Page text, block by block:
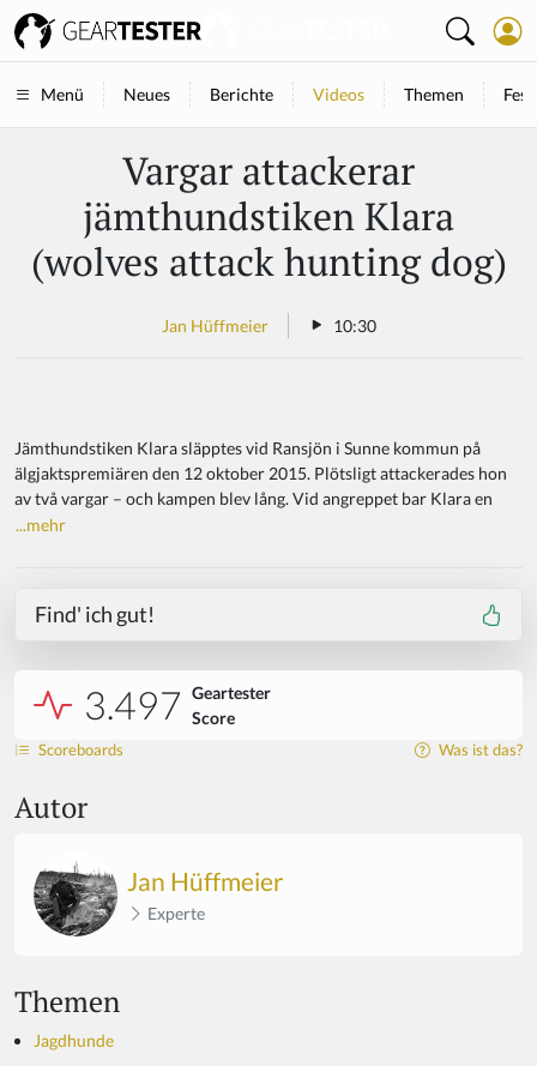
Menü Neues Berichte Videos Themen
Vargar attackerar
jämthundstiken Klara
(wolves attack hunting dog)
Jan Hüffmeier 10:30
Jämthundstiken Klara släpptes vid Ransjön i Sunne kommun på
älgjaktspremiären den 12 oktober 2015. Plötsligt attackerades hon
av två vargar – och kampen blev lång. Vid angreppet bar Klara en
...mehr
Find' ich gut!
3.497 Geartester
Score
Scoreboards Was ist das?
Autor
Jan Hüffmeier
Experte
Themen
Jagdhunde